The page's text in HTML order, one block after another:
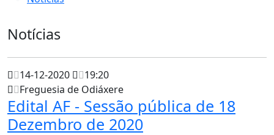
Notícias
14-12-2020
19:20
Freguesia de Odiáxere
Edital AF - Sessão pública de 18
Dezembro de 2020